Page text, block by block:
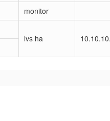
monitor
lvs ha